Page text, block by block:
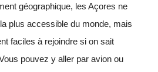
géographique, les Açores ne
plus accessible du monde, mais
faciles à rejoindre si on sait
pouvez y aller par avion ou